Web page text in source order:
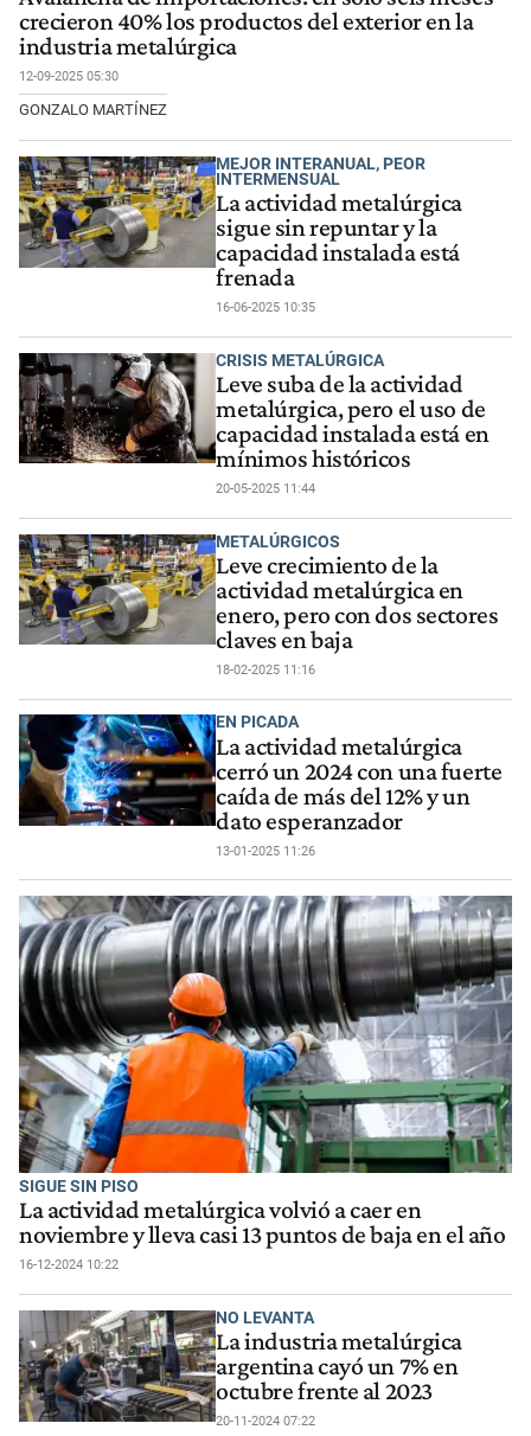
crecieron 40% los productos del exterior en la
industria metalúrgica
12-09-2025 05:30
GONZALO MARTÍNEZ
MEJOR INTERANUAL, PEOR
INTERMENSUAL
La actividad metalúrgica
sigue sin repuntar y la
capacidad instalada está
frenada
16-06-2025 10:35
CRISIS METALÚRGICA
Leve suba de la actividad
metalúrgica, pero el uso de
capacidad instalada está en
mínimos históricos
20-05-2025 11:44
METALÚRGICOS
Leve crecimiento de la
actividad metalúrgica en
enero, pero con dos sectores
claves en baja
18-02-2025 11:16
EN PICADA
La actividad metalúrgica
cerró un 2024 con una fuerte
caída de más del 12% y un
dato esperanzador
13-01-2025 11:26
SIGUE SIN PISO
La actividad metalúrgica volvió a caer en
noviembre y lleva casi 13 puntos de baja en el año
16-12-2024 10:22
NO LEVANTA
La industria metalúrgica
argentina cayó un 7% en
octubre frente al 2023
20-11-2024 07:22